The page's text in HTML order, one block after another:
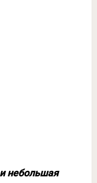
небольшая